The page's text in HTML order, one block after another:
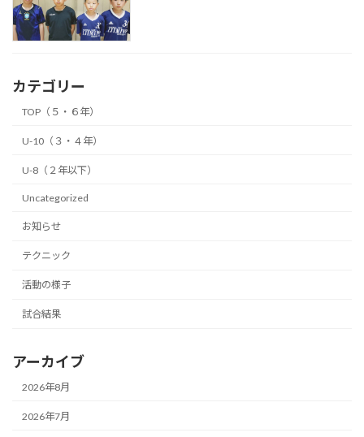
カテゴリー
TOP（５・６年）
U-10（３・４年）
U-8（２年以下）
Uncategorized
お知らせ
テクニック
活動の様子
試合結果
アーカイブ
2026年8月
2026年7月